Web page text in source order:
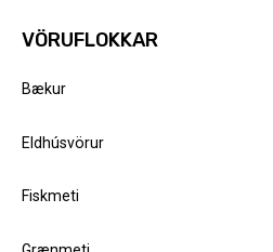
VÖRUFLOKKAR
Bækur
Eldhúsvörur
Fiskmeti